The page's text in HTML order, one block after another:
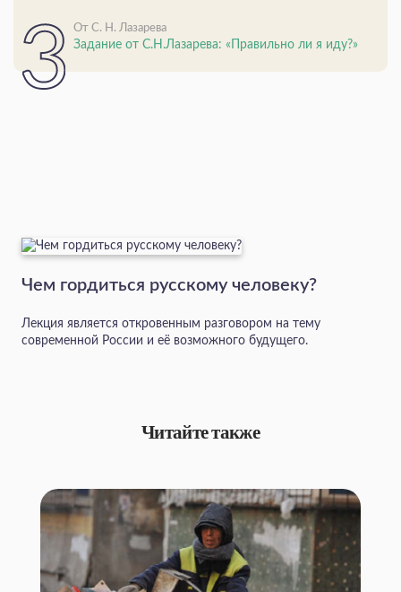
От С. Н. Лазарева
Задание от С.Н.Лазарева: «Правильно ли я иду?»
Чем гордиться русскому человеку?
Лекция является откровенным разговором на тему
современной России и её возможного будущего.
Читайте также